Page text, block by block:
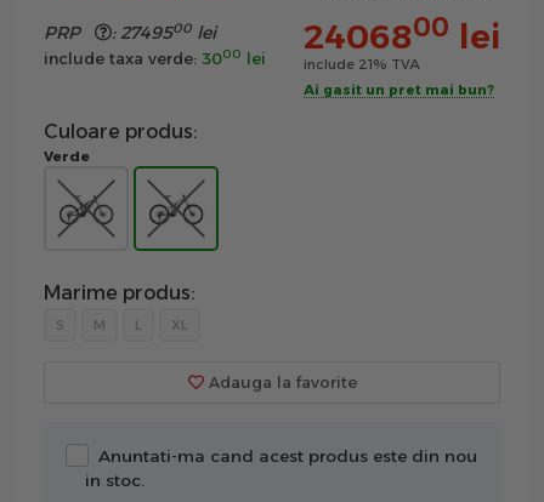
PRP :2749500 lei
include taxa verde: 3000 lei
2406800 lei
include 21% TVA
Ai gasit un pret mai bun?
Culoare produs:
Verde
Marime produs:
S M L XL
Adauga la favorite
Anuntati-ma cand acest produs este din nou
in stoc.